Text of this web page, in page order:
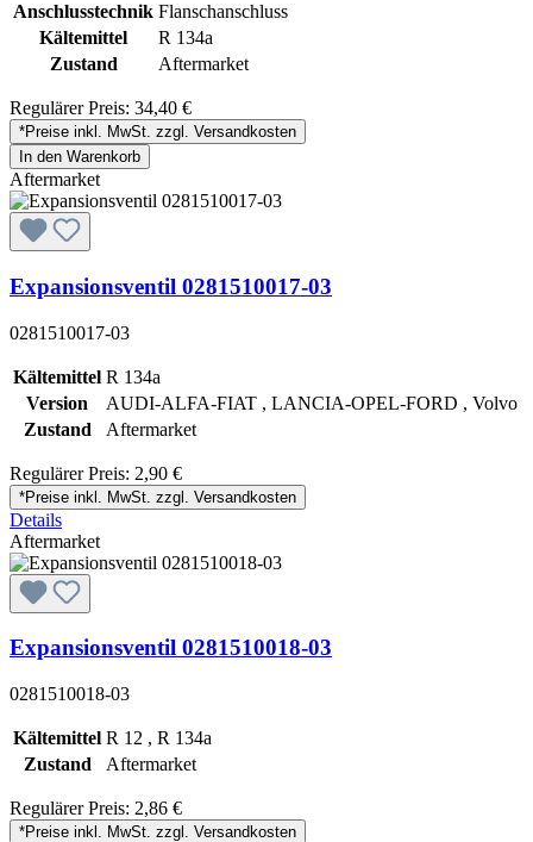
Anschlusstechnik Flanschanschluss
Kältemittel
R 134a
Zustand
Aftermarket
Regulärer Preis: 34,40 €
*Preise inkl. MwSt. zzgl. Versandkosten
In den Warenkorb
Aftermarket
Expansionsventil 0281510017-03
0281510017-03
Kältemittel R 134a
Version
AUDI-ALFA-FIAT , LANCIA-OPEL-FORD , Volvo
Zustand
Aftermarket
Regulärer Preis: 2,90 €
*Preise inkl. MwSt. zzgl. Versandkosten
Details
Aftermarket
Expansionsventil 0281510018-03
0281510018-03
Kältemittel R 12 , R 134a
Zustand
Aftermarket
Regulärer Preis: 2,86 €
*Preise inkl. MwSt. zzgl. Versandkosten